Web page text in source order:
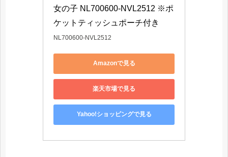
女の子 NL700600-NVL2512 ※ポ
ケットティッシュポーチ付き
NL700600-NVL2512
Amazonで見る
楽天市場で見る
Yahoo!ショッピングで見る